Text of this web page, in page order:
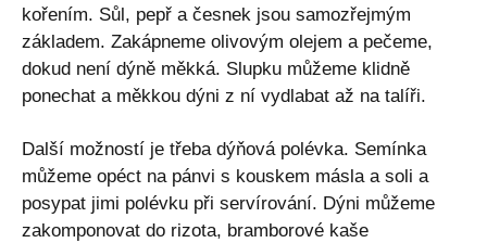
kořením. Sůl, pepř a česnek jsou samozřejmým
základem. Zakápneme olivovým olejem a pečeme,
dokud není dýně měkká. Slupku můžeme klidně
ponechat a měkkou dýni z ní vydlabat až na talíři.
Další možností je třeba dýňová polévka. Semínka
můžeme opéct na pánvi s kouskem másla a soli a
posypat jimi polévku při servírování. Dýni můžeme
zakomponovat do rizota, bramborové kaše